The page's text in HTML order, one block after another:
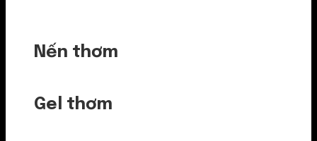
Nến thơm
Gel thơm